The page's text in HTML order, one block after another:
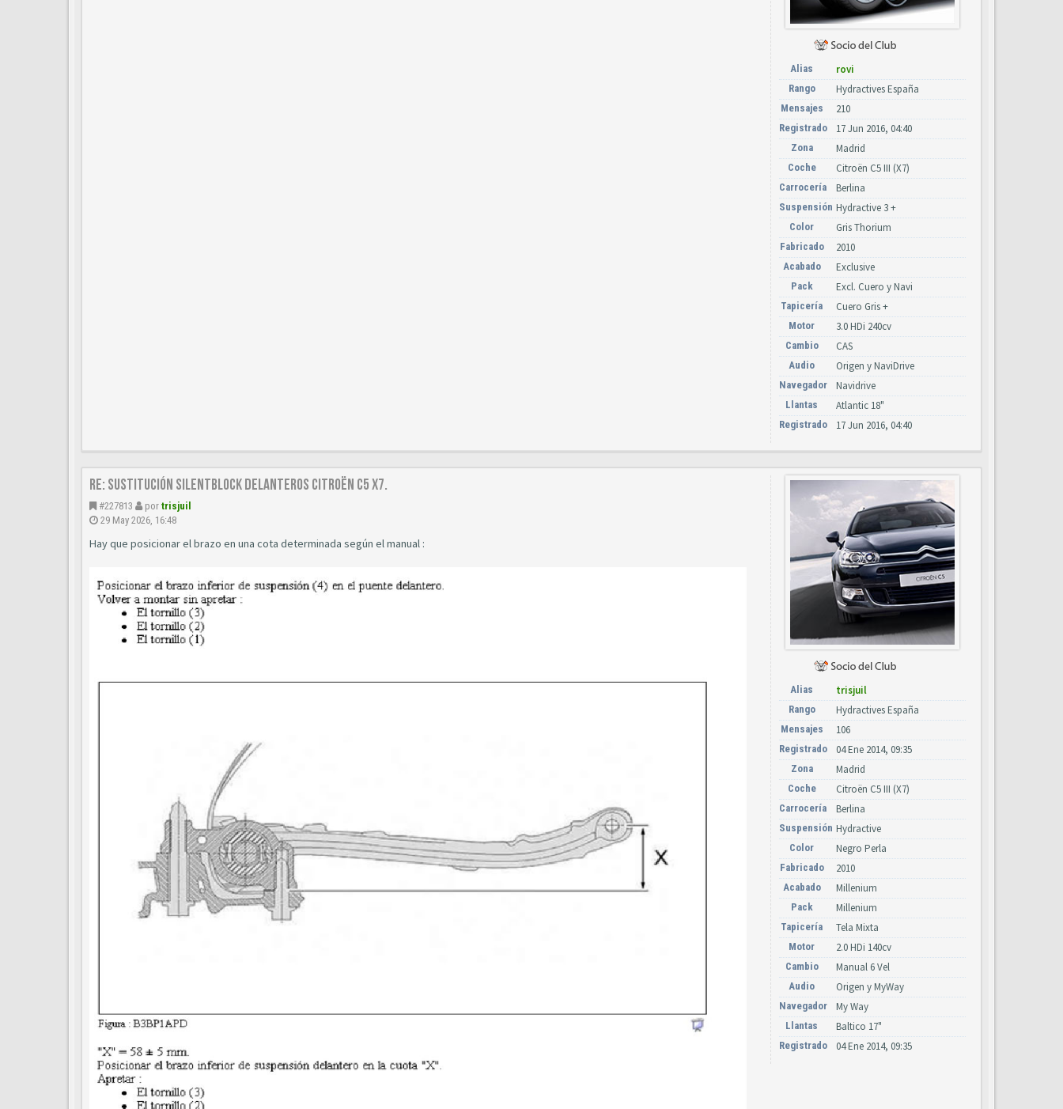
Alias rovi
Rango Hydractives España
Mensajes 210
Registrado 17 Jun 2016, 04:40
Zona Madrid
Coche Citroën C5 III (X7)
Carrocería Berlina
Suspensión Hydractive 3 +
Color Gris Thorium
Fabricado 2010
Acabado Exclusive
Pack Excl. Cuero y Navi
Tapicería Cuero Gris +
Motor 3.0 HDi 240cv
Cambio CAS
Audio Origen y NaviDrive
Navegador Navidrive
Llantas Atlantic 18"
Registrado 17 Jun 2016, 04:40
Re: Sustitución SILENTBLOCK delanteros Citroën C5 X7.
#227813 por trisjuil
29 May 2026, 16:48
Hay que posicionar el brazo en una cota determinada según el manual :
Alias trisjuil
Rango Hydractives España
Mensajes 106
Registrado 04 Ene 2014, 09:35
Zona Madrid
Coche Citroën C5 III (X7)
Carrocería Berlina
Suspensión Hydractive
Color Negro Perla
Fabricado 2010
Acabado Millenium
Pack Millenium
Tapicería Tela Mixta
Motor 2.0 HDi 140cv
Cambio Manual 6 Vel
Audio Origen y MyWay
Navegador My Way
Llantas Baltico 17"
Registrado 04 Ene 2014, 09:35